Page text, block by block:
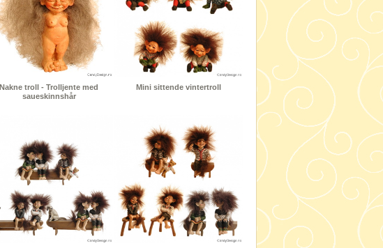
Nakne troll - Trolljente med
saueskinnshår
Mini sittende vintertroll